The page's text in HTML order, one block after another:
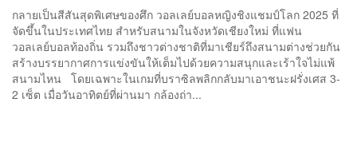
กลายเป็นสีสันสุดพิเศษของศึก วอลเลย์บอลหญิงชิงแชมป์โลก 2025 ที่
จัดขึ้นในประเทศไทย สำหรับสนามในจังหวัดเชียงใหม่ ที่แฟน
วอลเลย์บอลท้องถิ่น รวมถึงชาวต่างชาติที่มาเชียร์ถึงสนามต่างช่วยกัน
สร้างบรรยากาศการแข่งขันให้เต็มไปด้วยความสนุกและเร้าใจไม่แพ้
สนามไหน โดยเฉพาะในเกมที่บราซิลพลิกกลับมาเอาชนะฝรั่งเศส 3-
2 เซ็ต เมื่อวันอาทิตย์ที่ผ่านมา กล้องถ่า...